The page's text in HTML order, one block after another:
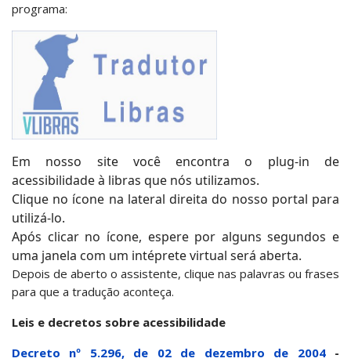
programa:
Em nosso site você encontra o plug-in de
acessibilidade à libras que nós utilizamos.
Clique no ícone na lateral direita do nosso portal para
utilizá-lo.
Após clicar no ícone, espere por alguns segundos e
uma janela com um intéprete virtual será aberta.
Depois de aberto o assistente, clique nas palavras ou frases
para que a tradução aconteça.
Leis e decretos sobre acessibilidade
Decreto nº 5.296, de 02 de dezembro de 2004-